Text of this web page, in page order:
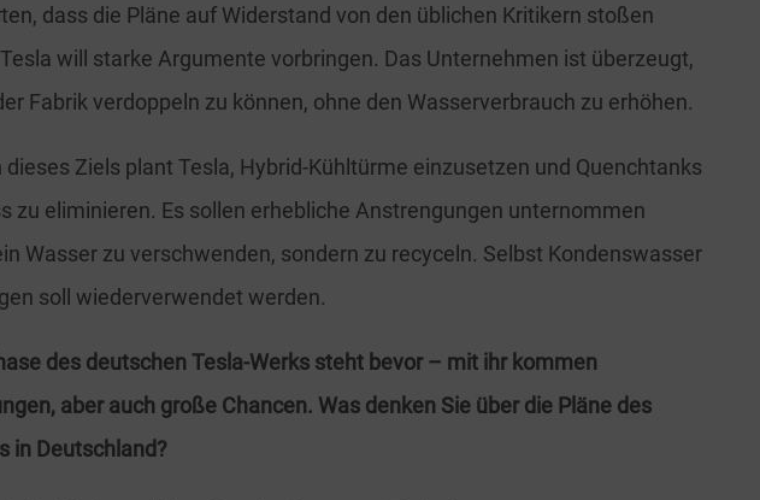
dass die Pläne auf Widerstand von den üblichen Kritikern stoßen
will starke Argumente vorbringen. Das Unternehmen ist überzeugt,
Fabrik verdoppeln zu können, ohne den Wasserverbrauch zu erhöhen.
dieses Ziels plant Tesla, Hybrid-Kühltürme einzusetzen und Quenchtanks
zu eliminieren. Es sollen erhebliche Anstrengungen unternommen
Wasser zu verschwenden, sondern zu recyceln. Selbst Kondenswasser
soll wiederverwendet werden.
des deutschen Tesla-Werks steht bevor – mit ihr kommen
aber auch große Chancen. Was denken Sie über die Pläne des
in Deutschland?